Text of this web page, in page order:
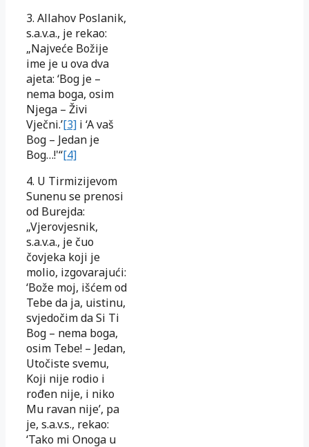
3. Allahov Poslanik,
s.a.v.a., je rekao:
„Najveće Božije
ime je u ova dva
ajeta: ‘Bog je –
nema boga, osim
Njega – Živi
Vječni.’[3] i ‘A vaš
Bog – Jedan je
Bog…!'“[4]
4. U Tirmizijevom
Sunenu se prenosi
od Burejda:
„Vjerovjesnik,
s.a.v.a., je čuo
čovjeka koji je
molio, izgovarajući:
‘Bože moj, išćem od
Tebe da ja, uistinu,
svjedočim da Si Ti
Bog – nema boga,
osim Tebe! – Jedan,
Utočiste svemu,
Koji nije rodio i
rođen nije, i niko
Mu ravan nije’, pa
je, s.a.v.s., rekao:
‘Tako mi Onoga u